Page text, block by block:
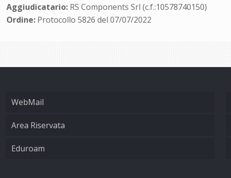
Aggiudicatario: RS Components Srl (c.f.:10578740150)
Ordine: Protocollo 5826 del 07/07/2022
WebMail
Area Riservata
Eduroam